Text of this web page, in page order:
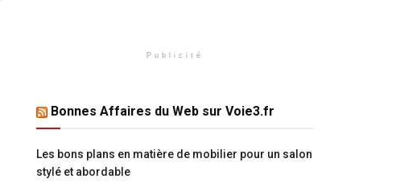
Publicité
Bonnes Affaires du Web sur Voie3.fr
Les bons plans en matière de mobilier pour un salon
stylé et abordable